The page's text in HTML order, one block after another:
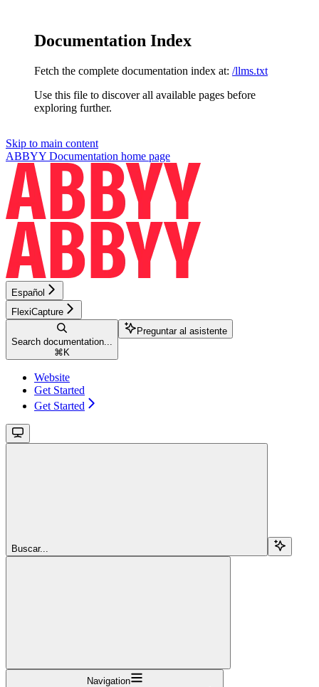
Documentation Index
Fetch the complete documentation index at: /llms.txt
Use this file to discover all available pages before
exploring further.
Skip to main content
ABBYY Documentation home page
Español
FlexiCapture
Search documentation...
⌘ K
Preguntar al asistente
Website
Get Started
Get Started
Buscar...
Navigation